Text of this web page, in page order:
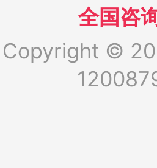
全国咨
Copyright ©